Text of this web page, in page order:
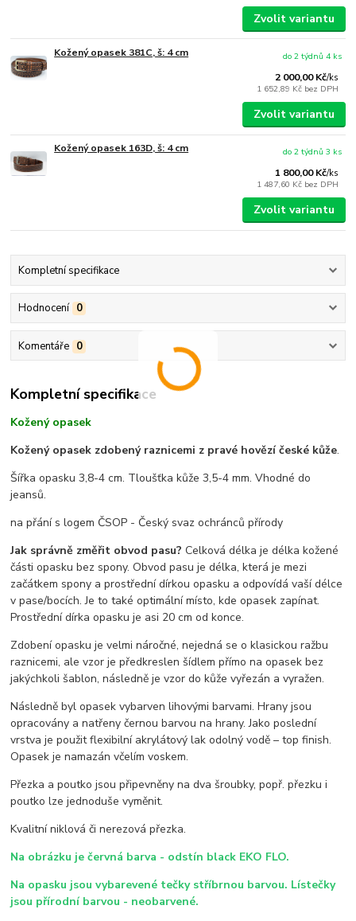
Zvolit variantu
Kožený opasek 381C, š: 4 cm
2 000,00 Kč/ks
1 652,89 Kč bez DPH
do 2 týdnů 4 ks
Zvolit variantu
Kožený opasek 163D, š: 4 cm
1 800,00 Kč/ks
1 487,60 Kč bez DPH
do 2 týdnů 3 ks
Zvolit variantu
Kompletní specifikace
Hodnocení 0
Komentáře 0
Kompletní specifikace
Kožený opasek
Kožený opasek zdobený raznicemi z pravé hovězí české kůže.
Šířka opasku 3,8-4 cm. Tloušťka kůže 3,5-4 mm. Vhodné do
jeansů.
na přání s logem ČSOP - Český svaz ochránců přírody
Jak správně změřit obvod pasu?Celková délka je délka kožené
části opasku bez spony. Obvod pasu je délka, která je mezi
začátkem spony a prostřední dírkou opasku a odpovídá vaší délce
v pase/bocích. Je to také optimální místo, kde opasek zapínat.
Prostřední dírka opasku je asi 20 cm od konce.
Zdobení opasku je velmi náročné, nejedná se o klasickou ražbu
raznicemi, ale vzor je předkreslen šídlem přímo na opasek bez
jakýchkoli šablon, následně je vzor do kůže vyřezán a vyražen.
Následně byl opasek vybarven lihovými barvami. Hrany jsou
opracovány a natřeny černou barvou na hrany. Jako poslední
vrstva je použit flexibilní akrylátový lak odolný vodě – top finish.
Opasek je namazán včelím voskem.
Přezka a poutko jsou připevněny na dva šroubky, popř. přezku i
poutko lze jednoduše vyměnit.
Kvalitní niklová či nerezová přezka.
Na obrázku je červná barva - odstín black EKO FLO.
Na opasku jsou vybarevené tečky stříbrnou barvou. Lístečky
jsou přírodní barvou - neobarvené.